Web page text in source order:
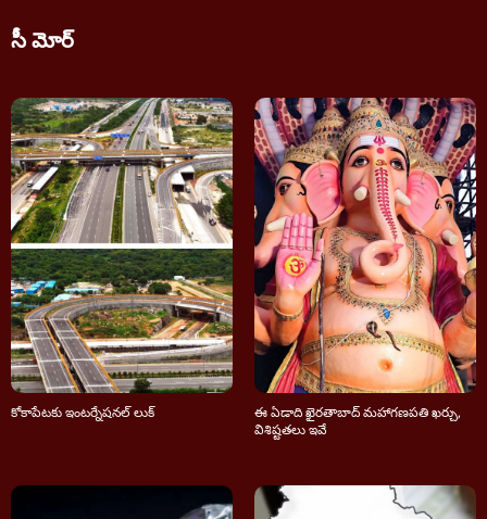
సీ మోర్
కోకాపేటకు ఇంటర్నేషనల్ లుక్
ఈ ఏడాది ఖైరతాబాద్ మహాగణపతి ఖర్చు,
విశిష్టతలు ఇవే